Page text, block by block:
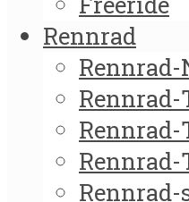
Rennrad
Rennrad-
Rennrad-